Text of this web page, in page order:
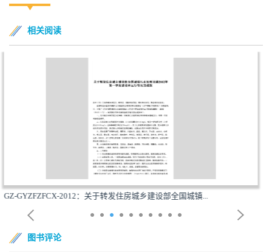
相关阅读
乡建设部全国城镇... 黔建城通[2013]299号：关于转发住
图书评论